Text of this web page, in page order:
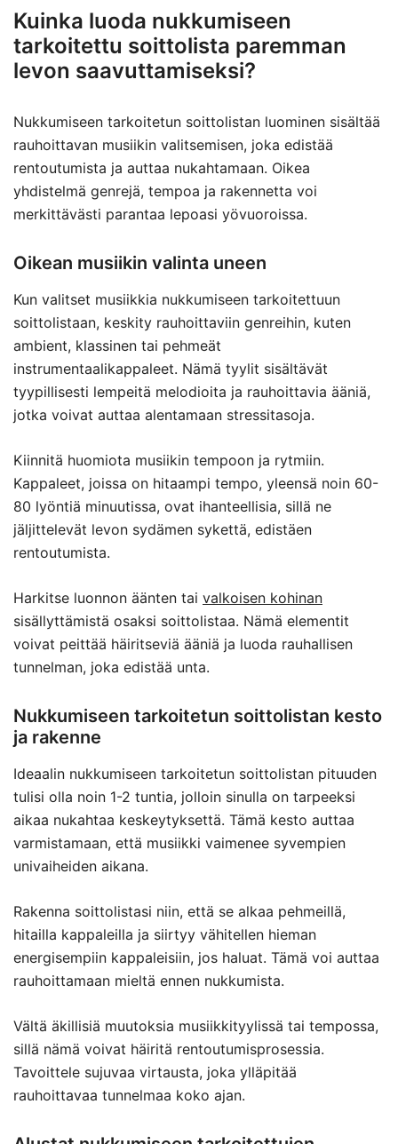
Kuinka luoda nukkumiseen
tarkoitettu soittolista paremman
levon saavuttamiseksi?
Nukkumiseen tarkoitetun soittolistan luominen sisältää
rauhoittavan musiikin valitsemisen, joka edistää
rentoutumista ja auttaa nukahtamaan. Oikea
yhdistelmä genrejä, tempoa ja rakennetta voi
merkittävästi parantaa lepoasi yövuoroissa.
Oikean musiikin valinta uneen
Kun valitset musiikkia nukkumiseen tarkoitettuun
soittolistaan, keskity rauhoittaviin genreihin, kuten
ambient, klassinen tai pehmeät
instrumentaalikappaleet. Nämä tyylit sisältävät
tyypillisesti lempeitä melodioita ja rauhoittavia ääniä,
jotka voivat auttaa alentamaan stressitasoja.
Kiinnitä huomiota musiikin tempoon ja rytmiin.
Kappaleet, joissa on hitaampi tempo, yleensä noin 60-
80 lyöntiä minuutissa, ovat ihanteellisia, sillä ne
jäljittelevät levon sydämen sykettä, edistäen
rentoutumista.
Harkitse luonnon äänten tai valkoisen kohinan
sisällyttämistä osaksi soittolistaa. Nämä elementit
voivat peittää häiritseviä ääniä ja luoda rauhallisen
tunnelman, joka edistää unta.
Nukkumiseen tarkoitetun soittolistan kesto
ja rakenne
Ideaalin nukkumiseen tarkoitetun soittolistan pituuden
tulisi olla noin 1-2 tuntia, jolloin sinulla on tarpeeksi
aikaa nukahtaa keskeytyksettä. Tämä kesto auttaa
varmistamaan, että musiikki vaimenee syvempien
univaiheiden aikana.
Rakenna soittolistasi niin, että se alkaa pehmeillä,
hitailla kappaleilla ja siirtyy vähitellen hieman
energisempiin kappaleisiin, jos haluat. Tämä voi auttaa
rauhoittamaan mieltä ennen nukkumista.
Vältä äkillisiä muutoksia musiikkityylissä tai tempossa,
sillä nämä voivat häiritä rentoutumisprosessia.
Tavoittele sujuvaa virtausta, joka ylläpitää
rauhoittavaa tunnelmaa koko ajan.